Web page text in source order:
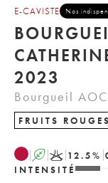
E-CAVISTE Nos
2023
Bourgueil AOC
FRUITS ROUGES
A K 12.5%
INTENSITÉ